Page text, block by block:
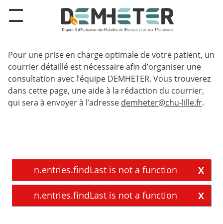
Pour une prise en charge optimale de votre patient, un
courrier détaillé est nécessaire afin d’organiser une
consultation avec l’équipe DEMHETER. Vous trouverez
dans cette page, une aide à la rédaction du courrier,
qui sera à envoyer à l’adresse demheter@chu-lille.fr.